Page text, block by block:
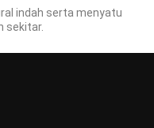
indah serta menyatu
sekitar.